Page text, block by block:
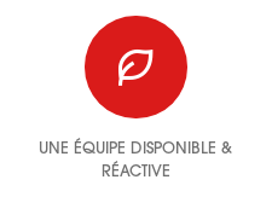
UNE ÉQUIPE DISPONIBLE &
RÉACTIVE